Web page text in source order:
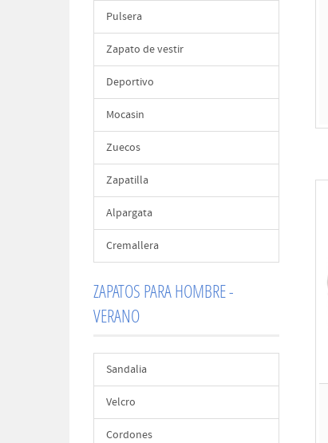
Pulsera
Zapato de vestir
Deportivo
Mocasin
Zuecos
Zapatilla
Alpargata
Cremallera
ZAPATOS PARA HOMBRE -
VERANO
Sandalia
Velcro
Cordones